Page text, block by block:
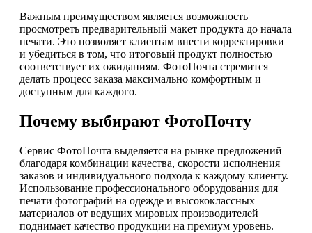
Важным преимуществом является возможность
просмотреть предварительный макет продукта до начала
печати. Это позволяет клиентам внести корректировки
и убедиться в том, что итоговый продукт полностью
соответствует их ожиданиям. ФотоПочта стремится
делать процесс заказа максимально комфортным и
доступным для каждого.
Почему выбирают ФотоПочту
Сервис ФотоПочта выделяется на рынке предложений
благодаря комбинации качества, скорости исполнения
заказов и индивидуального подхода к каждому клиенту.
Использование профессионального оборудования для
печати фотографий на одежде и высококлассных
материалов от ведущих мировых производителей
поднимает качество продукции на премиум уровень.